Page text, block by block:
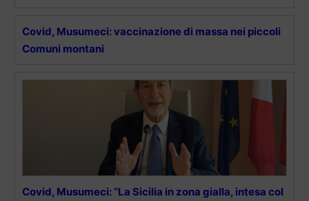
Covid, Musumeci: vaccinazione di massa nei piccoli
Comuni montani
Covid, Musumeci: “La Sicilia in zona gialla, intesa col